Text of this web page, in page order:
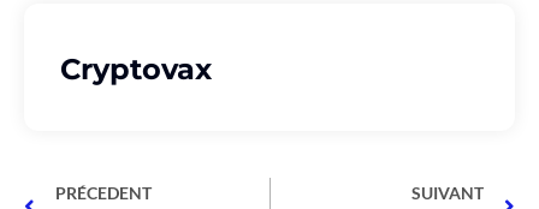
Cryptovax
PRÉCEDENT SUIVANT